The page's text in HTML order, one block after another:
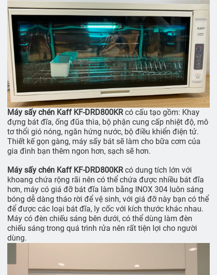
Máy sấy chén Kaff KF-DRD800KRcó cấu tạo gồm: Khay
đựng bát đĩa, ống đũa thìa, bộ phận cung cấp nhiệt độ, mô
tơ thổi gió nóng, ngăn hứng nước, bộ điều khiển điện tử.
Thiết kế gọn gàng, máy sấy bát sẽ làm cho bữa cơm của
gia đình bạn thêm ngon hơn, sạch sẽ hơn.
Máy sấy chén Kaff KF-DRD800KRcó dung tích lớn với
khoang chứa rộng rãi nên có thể chứa được nhiều bát đĩa
hơn, máy có giá đỡ bát đĩa làm bằng INOX 304 luôn sáng
bóng dễ dàng tháo rời để vệ sinh, với giá đỡ này bạn có thể
để được các loại bát đĩa, ly cốc với kích thước khác nhau.
Máy có đèn chiếu sáng bên dưới, có thể dùng làm đèn
chiếu sáng trong quá trình rửa nên rất tiện lợi cho người
dùng.